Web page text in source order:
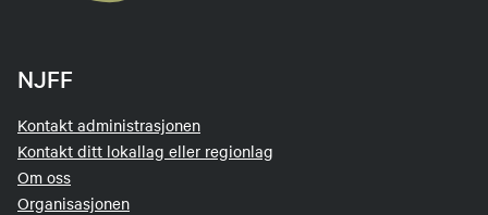
NJFF
Kontakt administrasjonen
Kontakt ditt lokallag eller regionlag
Om oss
Organisasjonen